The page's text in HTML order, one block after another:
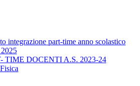
integrazione part-time anno scolastico
TIME DOCENTI A.S. 2023-24